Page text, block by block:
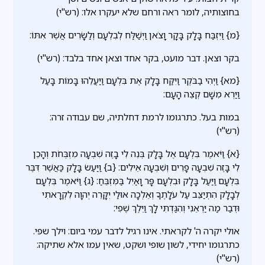
בחוצותיה, לומר ראה ורחם שלא יעקרו אלו: (רש"י)
{מ} וַיִּזְבַּח בָּלָק בָּקָר וָצֹאן וַיְשַׁלַּח לְבִלְעָם וְלַשָּׂרִים אֲשֶׁר אִתּוֹ:
בקר וצאן. דבר מועט, בקר אחד וצאן אחד בלבד: (רש"י)
{מא} וַיְהִי בַבֹּקֶר וַיִּקַּח בָּלָק אֶת בִּלְעָם וַיַּעֲלֵהוּ בָּמוֹת בָּעַל
וַיַּרְא מִשָּׁם קְצֵה הָעָם:
במות בעל. כתרגומו לרמת דחלתיה, שם עבודה זרה:
(רש"י)
{א} וַיֹּאמֶר בִּלְעָם אֶל בָּלָק בְּנֵה לִי בָזֶה שִׁבְעָה מִזְבְּחֹת וְהָכֵן
לִי בָּזֶה שִׁבְעָה פָרִים וְשִׁבְעָה אֵילִים: {ב} וַיַּעַשׂ בָּלָק כַּאֲשֶׁר דִּבֶּר
בִּלְעָם וַיַּעַל בָּלָק וּבִלְעָם פָּר וָאַיִל בַּמִּזְבֵּחַ: {ג} וַיֹּאמֶר בִּלְעָם
לְבָלָק הִתְיַצֵּב עַל עֹלָתֶךָ וְאֵלְכָה אוּלַי יִקָּרֵה יְהוָה לִקְרָאתִי
וּדְבַר מַה יַּרְאֵנִי וְהִגַּדְתִּי לָךְ וַיֵּלֶךְ שֶׁפִי:
אולי יקרה ה' לקראתי. אינו רגיל לדבר עמי ביום: וילך שפי.
כתרגומו יחידי, לשון שופי ושקט, שאין עמו אלא שתיקה:
(רש"י)